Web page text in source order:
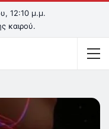
12:10 μ.μ.
καιρού.